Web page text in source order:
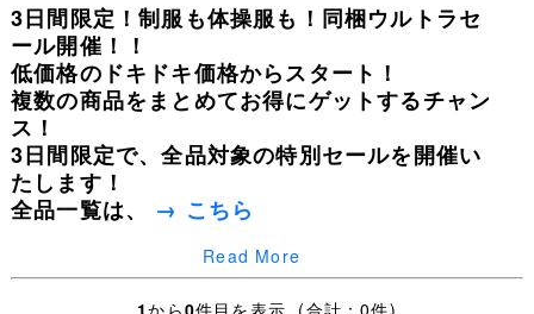
3日間限定！制服も体操服も！同梱ウルトラセ
ール開催！！
低価格のドキドキ価格からスタート！
複数の商品をまとめてお得にゲットするチャン
ス！
3日間限定で、全品対象の特別セールを開催い
たします！
全品一覧は、
→ こちら
皆様の入札を心よりお待ちしております！
Read More
1から0件目を表示 (合計：0件)